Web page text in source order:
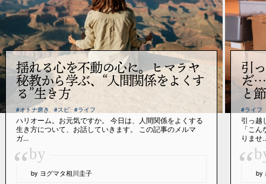
揺れる心を不動の心に。ヒマラヤ
秘教から学ぶ、“人間関係をよくす
る”生き方
#オトナ磨き #スピ #ライフ
ハリオーム。お元気ですか。 今日は、人間関係をよくする
生き方について、お話していきます。 この記事のメルマ
ガ...
“by
by ヨグマタ相川圭子
引
だ…
と
#ライフ
引っ越
「こ
りませ
“ by